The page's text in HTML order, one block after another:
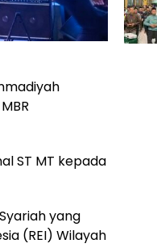
ST MT kepada
yang
(REI) Wilayah